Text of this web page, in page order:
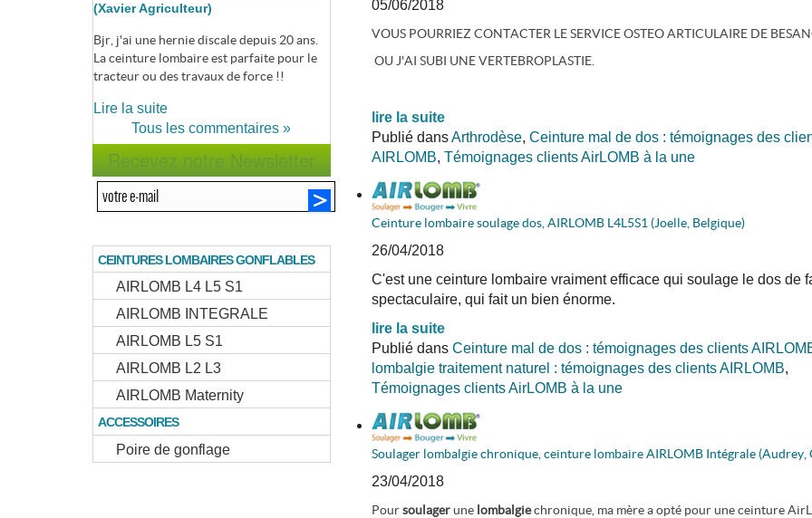
05/06/2018
VOUS POURRIEZ CONTACTER LE SERVICE OSTEO ARTICULAIRE DE
OU J'AI SUBI UNE VERTEBROPLASTIE.
lire la suite
Publié dansArthrodèse, Ceinture mal de dos : témoignages des
AIRLOMB, Témoignages clients AirLOMB à la une
Ceinture lombaire soulage dos, AIRLOMB L4L5S1 (Joelle, Belgique)
26/04/2018
C'est une ceinture lombaire vraiment efficace qui soulage le dos de
spectaculaire, qui fait un bien énorme.
lire la suite
Publié dans Ceinture mal de dos : témoignages des clients
lombalgie traitement naturel : témoignages des clients AIRLOMB,
Témoignages clients AirLOMB à la une
Soulager lombalgie chronique, ceinture lombaire AIRLOMB Intégrale (Audrey,
23/04/2018
Poursoulagerune lombalgiechronique, ma mère a opté pour une ceinture
(Xavier Agriculteur)
Bjr, j'ai une hernie discale depuis 20 ans.
La ceinture lombaire est parfaite pour le
tracteur ou des travaux de force !!
Lire la suite
Tous les commentaires »
Recevez notre Newsletter
CEINTURES LOMBAIRES GONFLABLES
AIRLOMB L4 L5 S1
AIRLOMB INTEGRALE
AIRLOMB L5 S1
AIRLOMB L2 L3
AIRLOMB Maternity
ACCESSOIRES
Poire de gonflage